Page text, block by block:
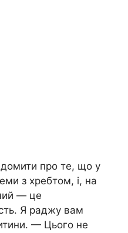
про те, що у
з хребтом, і, на
— це
Я раджу вам
— Цього не